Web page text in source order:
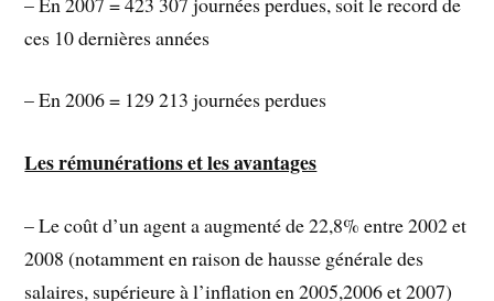
ces 10 dernières années
– En 2006 = 129 213 journées perdues
Les rémunérations et les avantages
– Le coût d’un agent a augmenté de 22,8% entre 2002 et
2008 (notamment en raison de hausse générale des
salaires, supérieure à l’inflation en 2005,2006 et 2007)